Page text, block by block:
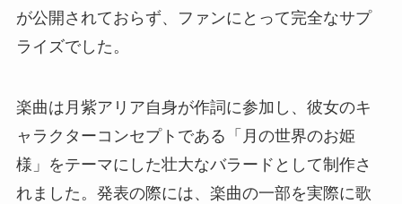
が公開されておらず、ファンにとって完全なサプ
ライズでした。
楽曲は月紫アリア自身が作詞に参加し、彼女のキ
ャラクターコンセプトである「月の世界のお姫
様」をテーマにした壮大なバラードとして制作さ
れました。発表の際には、楽曲の一部を実際に歌